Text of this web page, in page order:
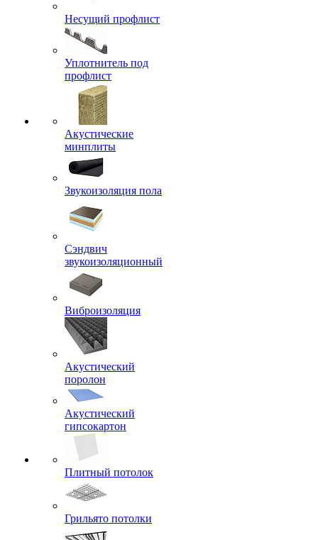
Несущий профлист
Уплотнитель под
профлист
Акустические
минплиты
Звукоизоляция пола
Сэндвич
звукоизоляционный
Виброизоляция
Акустический
поролон
Акустический
гипсокартон
Плитный потолок
Грильято потолки